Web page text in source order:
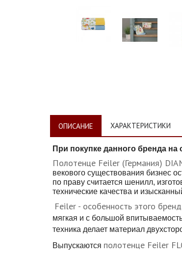
ОПИСАНИЕ ХАРАКТЕРИСТИКИ
При покупке данного бренда
Полотенце Feiler (Германия)
векового существования бизнес
по праву считается шенилл,
технические качества и
Feiler - особенность этого
мягкая и с большой
техника делает материал
Выпускаются полотенце Feiler